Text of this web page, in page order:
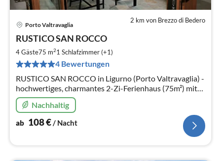
2 km von Brezzo di Bedero
Porto Valtravaglia
RUSTICO SAN ROCCO
4 Gäste75 m21 Schlafzimmer (+1)
4 Bewertungen
RUSTICO SAN ROCCO in Ligurno (Porto Valtravaglia) -
hochwertiges, charmantes 2-Zi-Ferienhaus (75m²) mit
Seeblick. Ruhige Lage, mit allem Comfort, 2 Km vom See
entfernt.Nachhaltig
ab 108€/ Nacht